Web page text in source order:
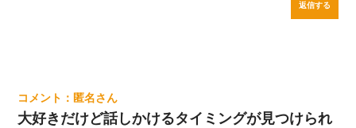
返信する
匿名
大好きだけど話しかけるタイミングが見つけられ